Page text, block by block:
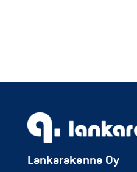
Lankarakenne Oy